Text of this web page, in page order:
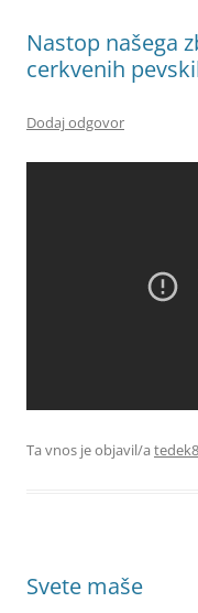
Nastop našega
cerkvenih
Dodaj odgovor
Ta vnos je objavil/a
Svete maše